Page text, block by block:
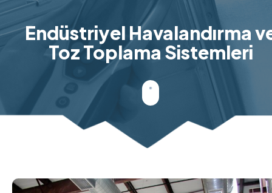
Endüstriyel Havalandırma
Toz Toplama Sistemleri